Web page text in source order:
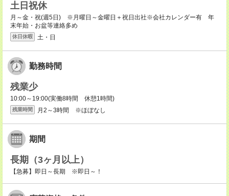
土日祝休
月～金・祝(週5日) ※月曜日～金曜日＋祝日出社※会社カレンダー有 年
末年始・お盆等連絡多め
休日休暇 土・日
勤務時間
残業少
10:00～19:00(実働8時間 休憩1時間)
残業時間 月2～3時間 ※ほぼなし
期間
長期（3ヶ月以上）
【急募】即日～長期 ※即日～！